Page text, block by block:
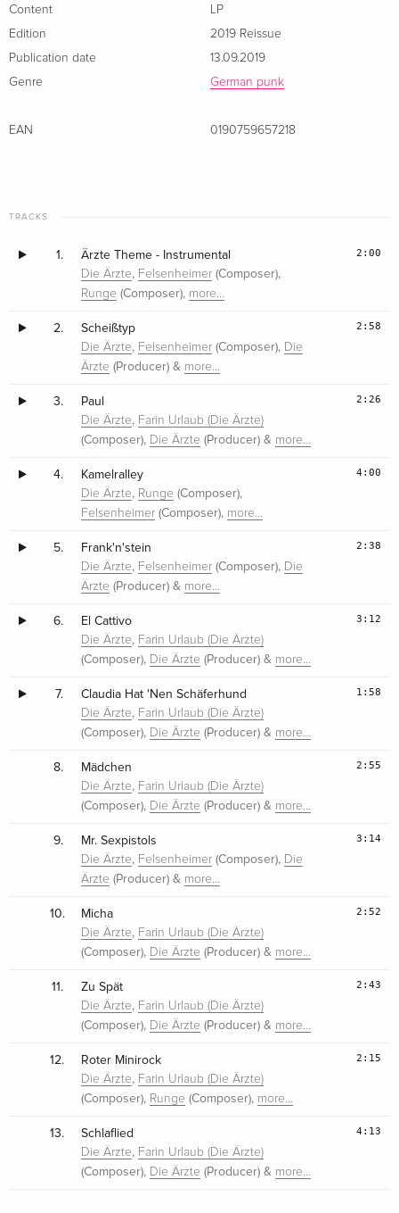
Content
LP
Edition
2019 Reissue
Publication date
13.09.2019
Genre
German punk
EAN 0190759657218
TRACKS
1. Ärzte Theme - Instrumental
Die Ärzte, Felsenheimer (Composer),
Runge (Composer), more…
2:00
2. Scheißtyp
Die Ärzte, Felsenheimer (Composer), Die
Ärzte (Producer) & more…
2:58
3. Paul
Die Ärzte, Farin Urlaub (Die Ärzte)
(Composer), Die Ärzte (Producer) & more…
2:26
4. Kamelralley
Die Ärzte, Runge (Composer),
Felsenheimer (Composer), more…
4:00
5. Frank'n'stein
Die Ärzte, Felsenheimer (Composer), Die
Ärzte (Producer) & more…
2:38
6. El Cattivo
Die Ärzte, Farin Urlaub (Die Ärzte)
(Composer), Die Ärzte (Producer) & more…
3:12
7. Claudia Hat 'Nen Schäferhund
Die Ärzte, Farin Urlaub (Die Ärzte)
(Composer), Die Ärzte (Producer) & more…
1:58
8. Mädchen
Die Ärzte, Farin Urlaub (Die Ärzte)
(Composer), Die Ärzte (Producer) & more…
2:55
9. Mr. Sexpistols
Die Ärzte, Felsenheimer (Composer), Die
Ärzte (Producer) & more…
3:14
10. Micha
Die Ärzte, Farin Urlaub (Die Ärzte)
(Composer), Die Ärzte (Producer) & more…
2:52
11. Zu Spät
Die Ärzte, Farin Urlaub (Die Ärzte)
(Composer), Die Ärzte (Producer) & more…
2:43
12. Roter Minirock
Die Ärzte, Farin Urlaub (Die Ärzte)
(Composer), Runge (Composer), more…
2:15
13. Schlaflied
Die Ärzte, Farin Urlaub (Die Ärzte)
(Composer), Die Ärzte (Producer) & more…
4:13